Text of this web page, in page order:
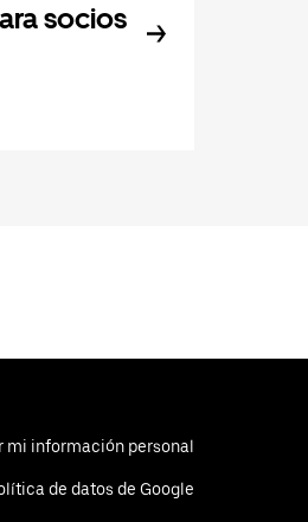
socios
mi información personal
de datos de Google